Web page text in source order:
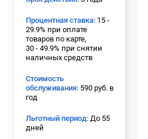
Процентная ставка: 15 -
29.9% при оплате
товаров по карте,
30 - 49.9% при снятии
наличных средств
Стоимость
обслуживания: 590 руб. в
год
Льготный период: До 55
дней